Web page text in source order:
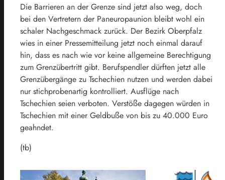
Die Barrieren an der Grenze sind jetzt also weg, doch
bei den Vertretern der Paneuropaunion bleibt wohl ein
schaler Nachgeschmack zurück. Der Bezirk Oberpfalz
wies in einer Pressemitteilung jetzt noch einmal darauf
hin, dass es nach wie vor keine allgemeine Berechtigung
zum Grenzübertritt gibt. Berufspendler dürften jetzt alle
Grenzübergänge zu Tschechien nutzen und werden dabei
nur stichprobenartig kontrolliert. Ausflüge nach
Tschechien seien verboten. Verstöße dagegen würden in
Tschechien mit einer Geldbuße von bis zu 40.000 Euro
geahndet.
(tb)